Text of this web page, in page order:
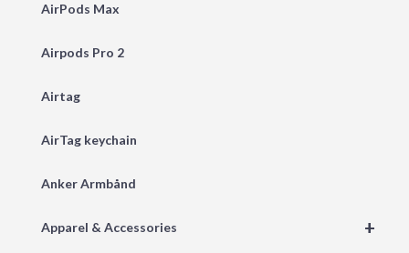
AirPods Max
Airpods Pro 2
Airtag
AirTag keychain
Anker Armbånd
+
Apparel & Accessories